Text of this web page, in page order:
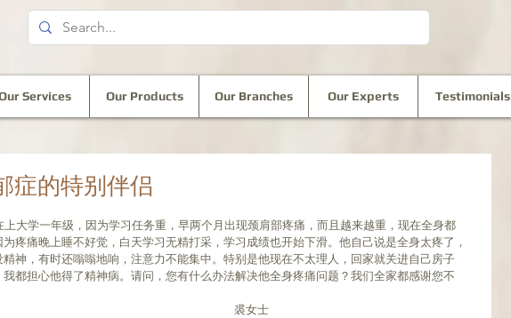
Services Our Products Our Branches Our Experts Testimonials
症的特别伴侣
疼痛晚上睡不好觉，白天学习无精打采，学习成绩也开始下滑。他自己说是全身太疼了，
精神，有时还嗡嗡地响，注意力不能集中。特别是他现在不太理人，回家就关进自己房子
我都担心他得了精神病。请问，您有什么办法解决他全身疼痛问题？我们全家都感谢您不
                                                                                                                         裘女士